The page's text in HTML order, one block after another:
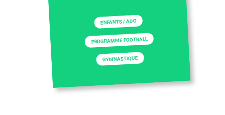
ENFANTS / ADO
PROGRAMME FOOTBALL
GYMNASTIQUE